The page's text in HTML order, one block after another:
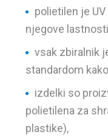
polietilen je
njegove
vsak zbiralnik
standardom
izdelki so
polietilena za
plastike),